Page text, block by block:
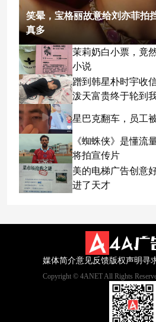
笑晕，宝格丽故意给刘亦菲拍
真多
茉莉奶白小票，竟
小说
蹭到韩星朴时宇收
泼天富贵终于轮到
星巴克翻车，员工
《蜘蛛侠》是懂流
将拍宣传片
美的电梯广告创意
进了天才
媒体简介意见反馈版权声明寻
Copyright © 4ANET All Rights